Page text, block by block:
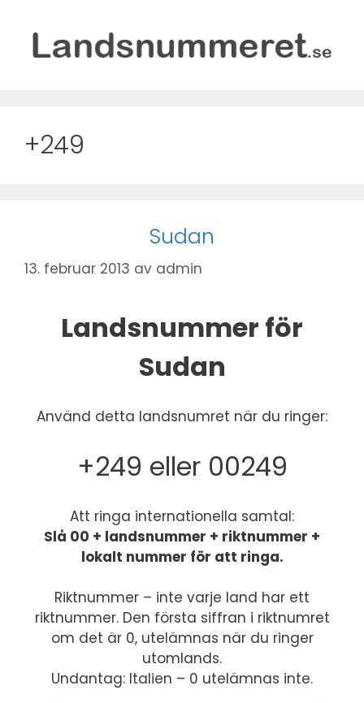
innhold
+249
Sudan
13. februar 2013 av admin
Landsnummer för
Sudan
Använd detta landsnumret när du ringer:
+249 eller 00249
Att ringa internationella samtal:
Slå 00 + landsnummer + riktnummer +
lokalt nummer för att ringa.
Riktnummer – inte varje land har ett
riktnummer. Den första siffran i riktnumret
om det är 0, utelämnas när du ringer
utomlands.
Undantag: Italien – 0 utelämnas inte.